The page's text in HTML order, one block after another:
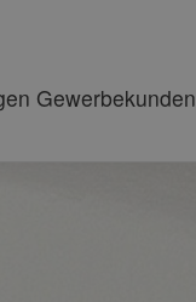
Gewerbekunden